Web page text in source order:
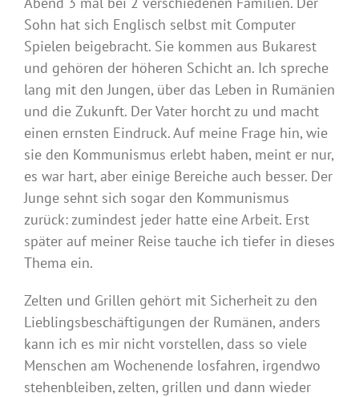
Sohn hat sich Englisch selbst mit Computer
Spielen beigebracht. Sie kommen aus Bukarest
und gehören der höheren Schicht an. Ich spreche
lang mit den Jungen, über das Leben in Rumänien
und die Zukunft. Der Vater horcht zu und macht
einen ernsten Eindruck. Auf meine Frage hin, wie
sie den Kommunismus erlebt haben, meint er nur,
es war hart, aber einige Bereiche auch besser. Der
Junge sehnt sich sogar den Kommunismus
zurück: zumindest jeder hatte eine Arbeit. Erst
später auf meiner Reise tauche ich tiefer in dieses
Thema ein.
Zelten und Grillen gehört mit Sicherheit zu den
Lieblingsbeschäftigungen der Rumänen, anders
kann ich es mir nicht vorstellen, dass so viele
Menschen am Wochenende losfahren, irgendwo
stehenbleiben, zelten, grillen und dann wieder